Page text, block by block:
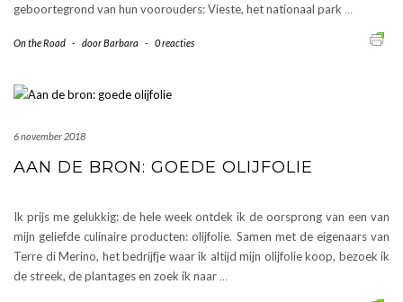
geboortegrond van hun voorouders: Vieste, het nationaal park …
On the Road - doorBarbara - 0 reacties
6 november 2018
AAN DE BRON: GOEDE OLIJFOLIE
Ik prijs me gelukkig: de hele week ontdek ik de oorsprong van een van
mijn geliefde culinaire producten: olijfolie. Samen met de eigenaars van
Terre di Merino, het bedrijfje waar ik altijd mijn olijfolie koop, bezoek ik
de streek, de plantages en zoek ik naar …